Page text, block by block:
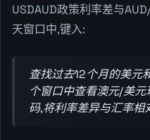
USDAUD政策利率差与
天窗口中,键入:
查找过去12个月的美元
个窗口中查看澳元/美
码,将利率差异与汇率相